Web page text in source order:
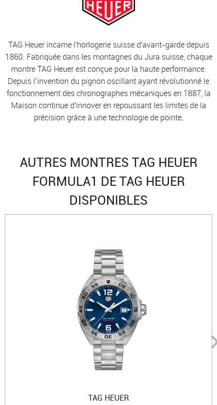
TAG Heuer incarne l'horlogerie suisse d'avant-garde depuis
1860. Fabriquée dans les montagnes du Jura suisse, chaque
montre TAG Heuer est conçue pour la haute performance.
Depuis l’invention du pignon oscillant ayant révolutionné le
fonctionnement des chronographes mécaniques en 1887, la
Maison continue d'innover en repoussant les limites de la
précision grâce à une technologie de pointe.
AUTRES MONTRES TAG HEUER
FORMULA1 DE TAG HEUER
DISPONIBLES
TAG HEUER